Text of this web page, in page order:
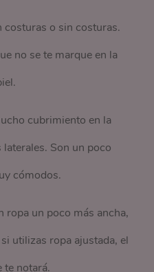
costuras o sin costuras.
no se te marque en la
cubrimiento en la
Son un poco
cómodos.
ropa un poco más ancha,
utilizas ropa ajustada, el
te notará.